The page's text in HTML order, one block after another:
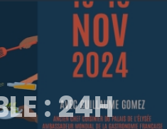
: 24H